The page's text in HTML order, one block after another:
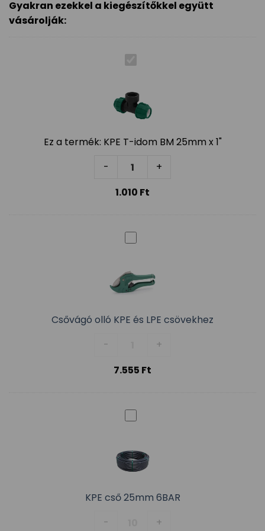
Gyakran ezekkel a kiegészítőkkel együtt
vásárolják:
Ez a termék: KPE T-idom BM 25mm x 1"
-
KPE T-idom BM 25mm x 1"
+
1.010 Ft
Csővágó olló KPE és LPE csövekhez
-
Csővágó olló KPE és LPE
+
7.555 Ft
KPE cső 25mm 6BAR
-
KPE cső 25mm 6BAR mennyiség
+